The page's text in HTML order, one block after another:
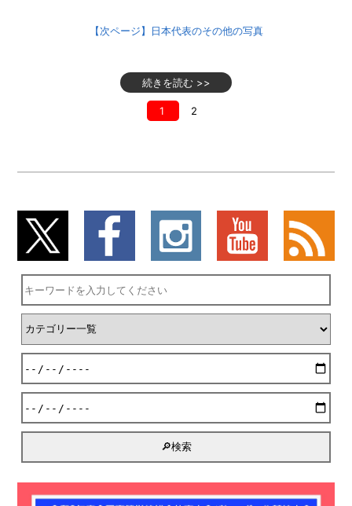
【次ページ】日本代表のその他の写真
続きを読む >>
1 2